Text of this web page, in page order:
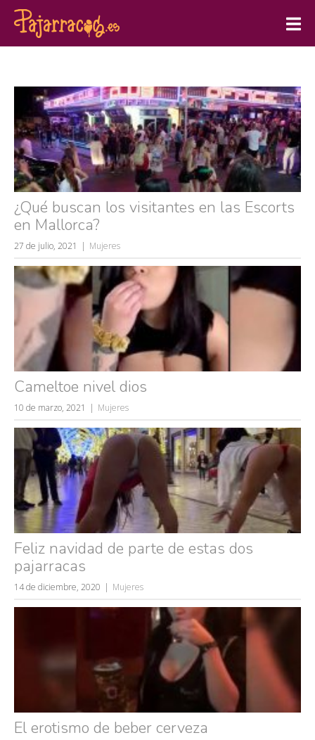
¿Qué buscan los visitantes en las Escorts
en Mallorca?
27 de julio, 2021 Mujeres
Cameltoe nivel dios
10 de marzo, 2021 Mujeres
Feliz navidad de parte de estas dos
pajarracas
14 de diciembre, 2020 Mujeres
El erotismo de beber cerveza